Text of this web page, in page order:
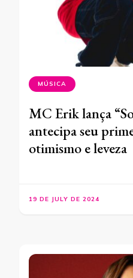
MÚSICA
MC Erik lança
antecipa seu
otimismo e leveza
19 DE JULY DE 2024